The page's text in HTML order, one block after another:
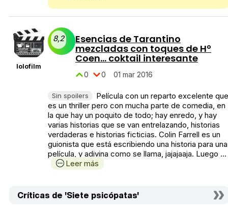
lolofilm
8,2 Esencias de Tarantino
mezcladas con toques de Hº
Coen... coktail interesante
0 0 01 mar 2016
Sin spoilers
Película con un reparto excelente que
es un thriller pero con mucha parte de comedia, en
la que hay un poquito de todo; hay enredo, y hay
varias historias que se van entrelazando, historias
verdaderas e historias ficticias. Colin Farrell es un
guionista que está escribiendo una historia para una
película, y adivina como se llama, jajajaaja. Luego ...
Leer más
Críticas de 'Siete psicópatas'